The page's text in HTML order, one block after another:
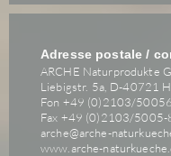
Adresse postale /
ARCHE Naturprodukte
Liebigstr. 5a, D-40721
Fon +49 (0)2103/50056
Fax +49 (0)2103/5005-
arche@arche-
www.arche-